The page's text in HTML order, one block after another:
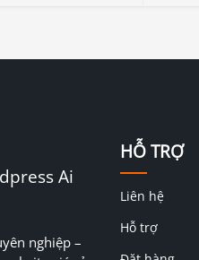
Ai
nghiệp –
HỖ TRỢ
Liên hệ
Hỗ trợ